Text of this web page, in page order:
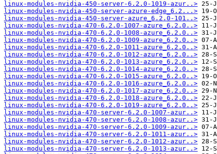
linux-modules-nvidia-450-server-6.2.0-1019-azur..>
linux-modules-nvidia-450-server-azure-edge_6.2...>
linux-modules-nvidia-450-server-azure_6.2.0-101..>
linux-modules-nvidia-470-6.2.0-1007-azure_6.2.0..>
linux-modules-nvidia-470-6.2.0-1008-azure_6.2.0..>
linux-modules-nvidia-470-6.2.0-1009-azure_6.2.0..>
linux-modules-nvidia-470-6.2.0-1011-azure_6.2.0..>
linux-modules-nvidia-470-6.2.0-1012-azure_6.2.0..>
linux-modules-nvidia-470-6.2.0-1013-azure_6.2.0..>
linux-modules-nvidia-470-6.2.0-1014-azure_6.2.0..>
linux-modules-nvidia-470-6.2.0-1015-azure_6.2.0..>
linux-modules-nvidia-470-6.2.0-1016-azure_6.2.0..>
linux-modules-nvidia-470-6.2.0-1017-azure_6.2.0..>
linux-modules-nvidia-470-6.2.0-1018-azure_6.2.0..>
linux-modules-nvidia-470-6.2.0-1019-azure_6.2.0..>
linux-modules-nvidia-470-server-6.2.0-1007-azur..>
linux-modules-nvidia-470-server-6.2.0-1008-azur..>
linux-modules-nvidia-470-server-6.2.0-1009-azur..>
linux-modules-nvidia-470-server-6.2.0-1011-azur..>
linux-modules-nvidia-470-server-6.2.0-1012-azur..>
linux-modules-nvidia-470-server-6.2.0-1013-azur..>